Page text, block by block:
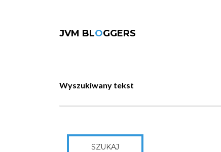
JVM BLOGGERS
Wyszukiwany tekst
SZUKAJ